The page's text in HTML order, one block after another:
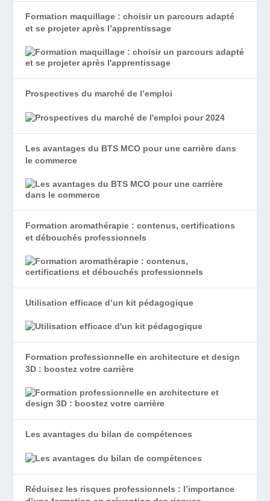
Formation maquillage : choisir un parcours adapté
et se projeter après l’apprentissage
Prospectives du marché de l’emploi
Les avantages du BTS MCO pour une carrière dans
le commerce
Formation aromathérapie : contenus, certifications
et débouchés professionnels
Utilisation efficace d’un kit pédagogique
Formation professionnelle en architecture et design
3D : boostez votre carrière
Les avantages du bilan de compétences
Réduisez les risques professionnels : l’importance